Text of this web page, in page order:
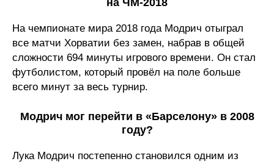
на ЧМ-2018
На чемпионате мира 2018 года Модрич отыграл
все матчи Хорватии без замен, набрав в общей
сложности 694 минуты игрового времени. Он стал
футболистом, который провёл на поле больше
всего минут за весь турнир.
Модрич мог перейти в «Барселону» в 2008
году?
Лука Модрич постепенно становился одним из